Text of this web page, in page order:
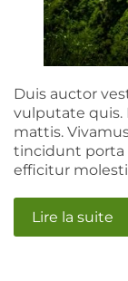
Duis auctor
vulputate
mattis.
tincidunt porta
efficitur
Lire la suite